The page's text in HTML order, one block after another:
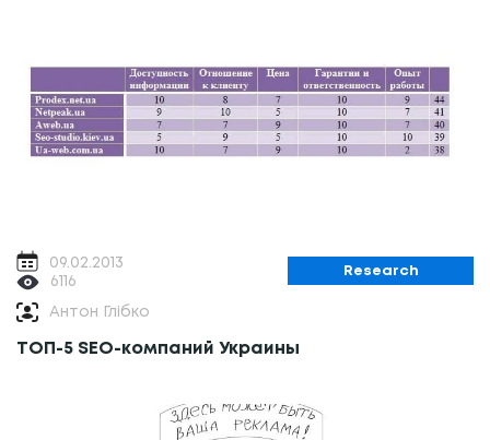
09.02.2013
6116
Research
Антон Глібко
ТОП-5 SEO-компаний Украины